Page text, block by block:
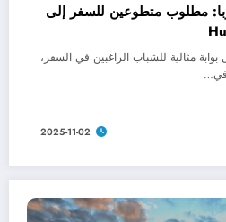
مطلوب متطوعين للسفر إلى
مثالية للشباب الراغبين في السفر،
في…
2025-11-02